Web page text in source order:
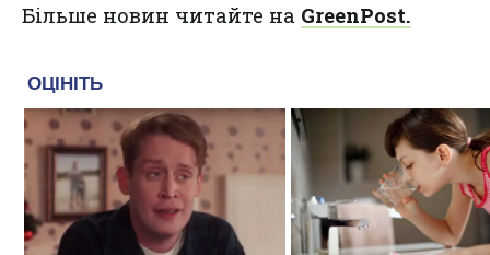
Більше новин читайте на GreenPost.